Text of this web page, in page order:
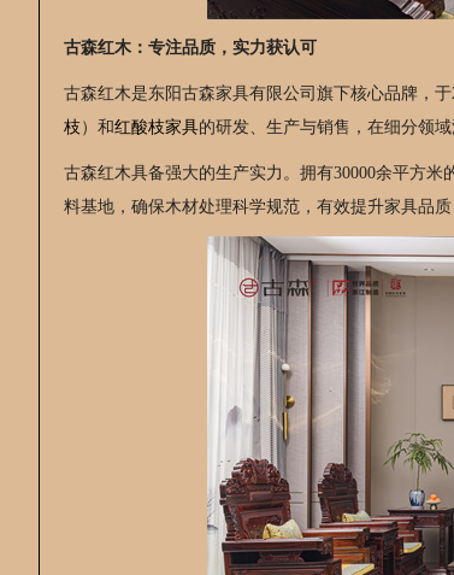
古森红木：专注品质，实力获认可
古森红木是东阳古森家具有限公司旗下核心品牌，
枝 ）和红酸枝家具的研发、生产与销售，在细分领域
古森红木具备强大的生产实力。拥有30000余平方
料基地，确保木材处理科学规范，有效提升家具品